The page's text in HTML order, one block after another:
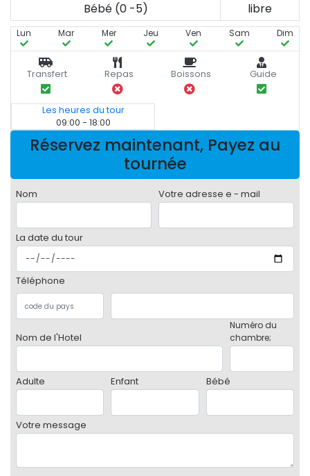
Bébé (0 -5)
libre
Lun Mar Mer Jeu Ven Sam Dim
Transfert Repas Boissons Guide
Les heures du tour
09:00 - 18:00
Réservez maintenant, Payez au
tournée
Nom Votre adresse e - mail
La date du tour
Téléphone
Nom de l'Hotel
Numéro du
chambre;
Adulte Enfant Bébé
Votre message